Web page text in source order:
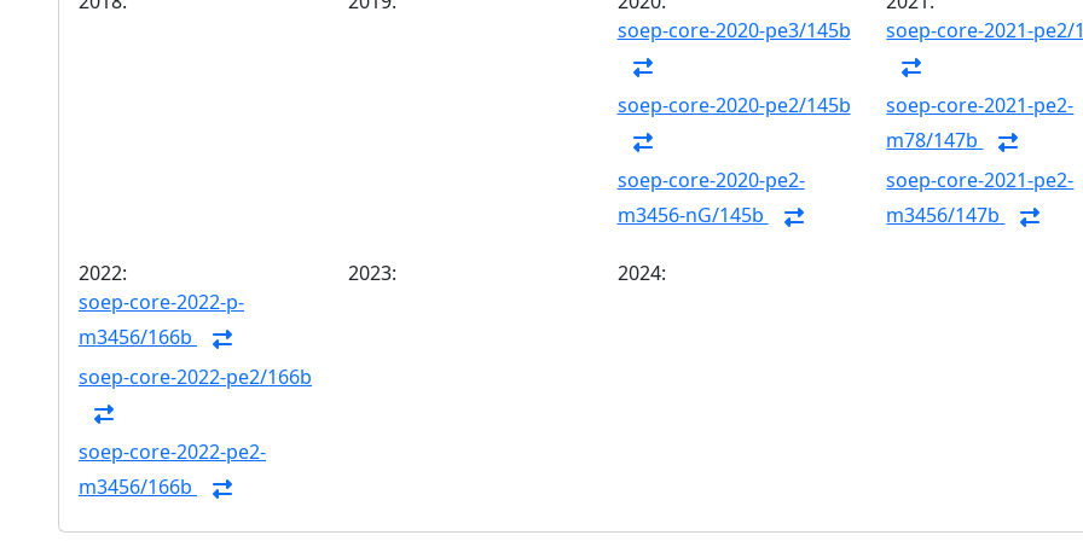
soep-core-2020-pe3/145b
soep-core-2020-pe2/145b
soep-core-2020-pe2-
m3456-nG/145b
soep-core-2021-pe2/
soep-core-2021-pe2-
m78/147b
soep-core-2021-pe2-
m3456/147b
2022:
soep-core-2022-p-
m3456/166b
soep-core-2022-pe2/166b
soep-core-2022-pe2-
m3456/166b
2023: 2024: